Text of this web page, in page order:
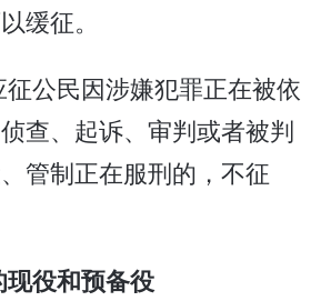
缓征。
公民因涉嫌犯罪正在被依
查、起诉、审判或者被判
管制正在服刑的，不征
役和预备役